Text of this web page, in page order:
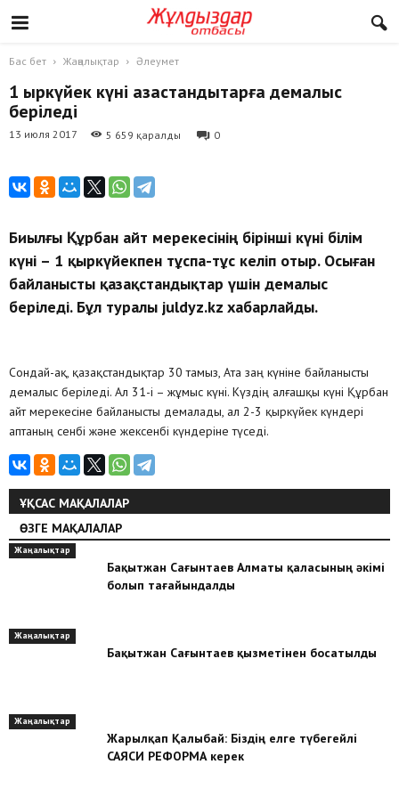
Бас бет Жаңалықтар Әлеумет
1 қыркүйек күні қазақстандықтарға демалыс
беріледі
13 июля 2017 5 659 қаралды 0
Биылғы Құрбан айт мерекесінің бірінші күні білім
күні – 1 қыркүйекпен тұспа-тұс келіп отыр. Осыған
байланысты қазақстандықтар үшін демалыс
беріледі. Бұл туралы juldyz.kz хабарлайды.
Сондай-ақ, қазақстандықтар 30 тамыз, Ата заң күніне байланысты
демалыс беріледі. Ал 31-і – жұмыс күні. Күздің алғашқы күні Құрбан
айт мерекесіне байланысты демалады, ал 2-3 қыркүйек күндері
аптаның сенбі және жексенбі күндеріне түседі.
ҰҚСАС МАҚАЛАЛАР
ӨЗГЕ МАҚАЛАЛАР
Жаңалықтар
Бақытжан Сағынтаев Алматы қаласының әкімі
болып тағайындалды
Жаңалықтар
Бақытжан Сағынтаев қызметінен босатылды
Жаңалықтар
Жарылқап Қалыбай: Біздің елге түбегейлі
САЯСИ РЕФОРМА керек